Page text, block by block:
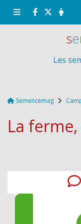
Semencemag
La
se
Les
Panneau de gestion